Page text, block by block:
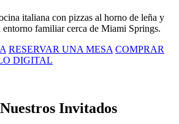
italiana con pizzas al horno de leña y
entorno familiar cerca de Miami Springs.
RESERVAR UNA MESA COMPRAR
DIGITAL
Invitados